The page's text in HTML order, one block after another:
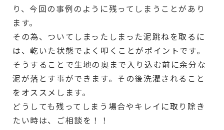
り、今回の事例のように残ってしまうことがあり
ます。
その為、ついてしまったしまった泥跳ねを取るに
は、乾いた状態でよく叩くことがポイントです。
そうすることで生地の奥まで入り込む前に余分な
泥が落とす事ができます。その後洗濯されること
をオススメします。
どうしても残ってしまう場合やキレイに取り除き
たい時は、ご相談を！！